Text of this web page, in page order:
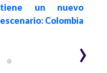
tiene un nuevo
escenario: Colombia
›